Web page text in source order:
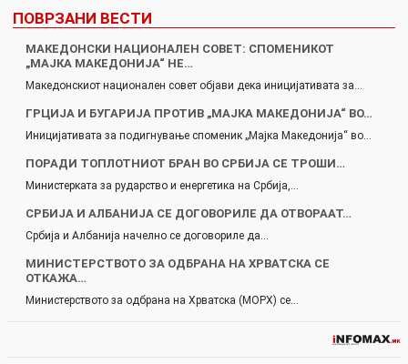
ПОВРЗАНИ ВЕСТИ
МАКЕДОНСКИ НАЦИОНАЛЕН СОВЕТ: СПОМЕНИКОТ
„МАЈКА МАКЕДОНИЈА“ НЕ…
Македонскиот национален совет објави дека иницијативата за…
ГРЦИЈА И БУГАРИЈA ПРОТИВ „МАЈКА МАКЕДОНИЈА“ ВО…
Иницијативата за подигнување споменик „Мајка Македонија“ во…
ПОРАДИ ТОПЛОТНИОТ БРАН ВО СРБИЈА СЕ ТРОШИ…
Министерката за рударство и енергетика на Србија,…
СРБИЈА И АЛБАНИЈА СЕ ДОГОВОРИЛЕ ДА ОТВОРААТ…
Србија и Албанија начелно се договориле да…
МИНИСТЕРСТВОТО ЗА ОДБРАНА НА ХРВАТСКА СЕ
ОТКАЖА…
Министерството за одбрана на Хрватска (МОРХ) се…